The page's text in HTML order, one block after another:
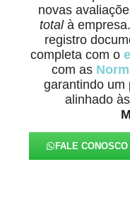
novas
totalà
registro
completa com o
com as
garantindo um
alinhado
FALE CONOSCO